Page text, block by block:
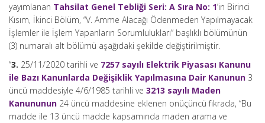
yayımlanan Tahsilat Genel Tebliği Seri: A Sıra No: 1’in Birinci
Kısım, İkinci Bölüm, “V. Amme Alacağı Ödenmeden Yapılmayacak
İşlemler ile İşlem Yapanların Sorumlulukları” başlıklı bölümünün
(3) numaralı alt bölümü aşağıdaki şekilde değiştirilmiştir.
“3. 25/11/2020 tarihli ve 7257 sayılı Elektrik Piyasası Kanunu
ile Bazı Kanunlarda Değişiklik Yapılmasına Dair Kanunun 3
üncü maddesiyle 4/6/1985 tarihli ve 3213 sayılı Maden
Kanununun 24 üncü maddesine eklenen onüçüncü fıkrada, “Bu
madde ile 13 üncü madde kapsamında maden arama ve